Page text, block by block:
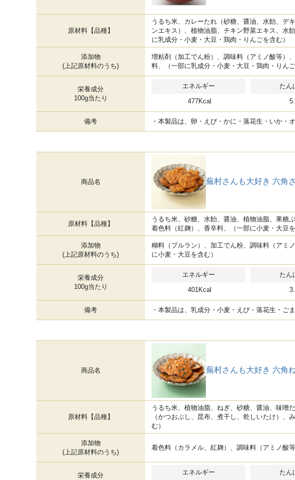
原材料【品種】
うるち米、カレーたれ（砂糖、醤油、水飴、デ
ンエキス）、植物油脂、チキン野菜エキス、水
に乳成分・小麦・大豆・鶏肉・りんごを含む）
添加物
(上記原材料のうち)
増粘剤（加工でん粉）、調味料（アミノ酸等）
料、（一部に乳成分・小麦・大豆・鶏肉・りんご
栄養成分
100g当たり
エネルギー たん
477Kcal
備考 ・本製品は、卵・えび・かに・落花生・いか・
商品名 蕪村さんも大好き 六角
原材料【品種】
うるち米、砂糖、水飴、醤油、植物油脂、果糖
着色料（紅麹）、香辛料、（一部に小麦・大豆を
添加物
(上記原材料のうち)
糊料（プルラン）、加工でん粉、調味料（アミ
に小麦・大豆を含む）
栄養成分
100g当たり
エネルギー たん
401Kcal
備考 ・本製品は、乳成分・小麦・えび・落花生・ご
商品名 蕪村さんも大好き 六角
原材料【品種】
うるち米、植物油脂、ねぎ、砂糖、醤油、味噌
（かつおぶし、昆布、煮干し、乾しいたけ）
む）
添加物
(上記原材料のうち)
着色料（カラメル、紅麹）、調味料（アミノ酸
栄養成分
エネルギー たん